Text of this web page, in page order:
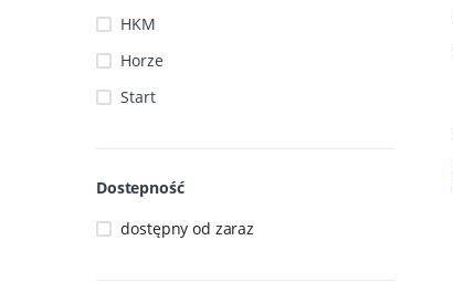
HKM
Horze
Start
Dostepność
dostępny od zaraz